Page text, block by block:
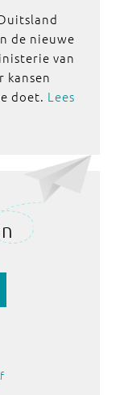
de nieuwe
van
kansen
doet. Lees